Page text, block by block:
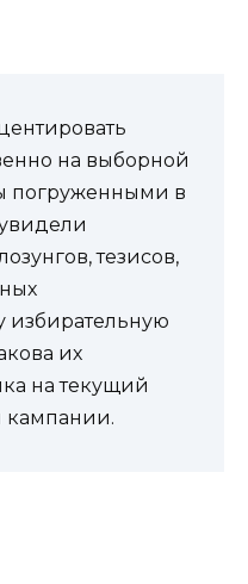
на выборной
погруженными в
тезисов,
избирательную
их
на текущий
кампании.